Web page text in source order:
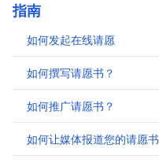
指南
如何发起在线请愿
如何撰写请愿书？
如何推广请愿书？
如何让媒体报道您的请愿书